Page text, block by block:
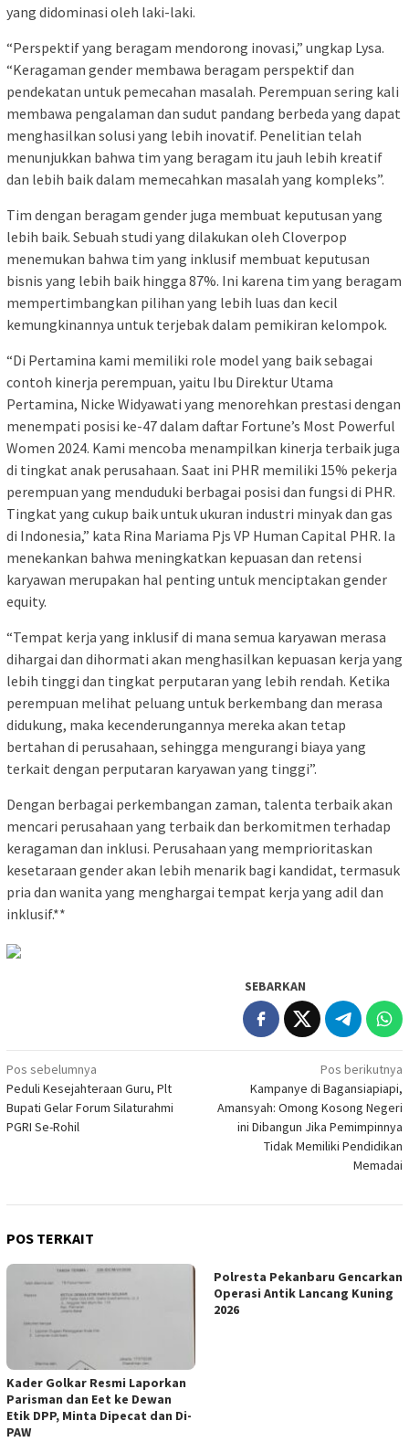
yang didominasi oleh laki-laki.
“Perspektif yang beragam mendorong inovasi,” ungkap Lysa.
“Keragaman gender membawa beragam perspektif dan
pendekatan untuk pemecahan masalah. Perempuan sering kali
membawa pengalaman dan sudut pandang berbeda yang dapat
menghasilkan solusi yang lebih inovatif. Penelitian telah
menunjukkan bahwa tim yang beragam itu jauh lebih kreatif
dan lebih baik dalam memecahkan masalah yang kompleks”.
Tim dengan beragam gender juga membuat keputusan yang
lebih baik. Sebuah studi yang dilakukan oleh Cloverpop
menemukan bahwa tim yang inklusif membuat keputusan
bisnis yang lebih baik hingga 87%. Ini karena tim yang beragam
mempertimbangkan pilihan yang lebih luas dan kecil
kemungkinannya untuk terjebak dalam pemikiran kelompok.
“Di Pertamina kami memiliki role model yang baik sebagai
contoh kinerja perempuan, yaitu Ibu Direktur Utama
Pertamina, Nicke Widyawati yang menorehkan prestasi dengan
menempati posisi ke-47 dalam daftar Fortune’s Most Powerful
Women 2024. Kami mencoba menampilkan kinerja terbaik juga
di tingkat anak perusahaan. Saat ini PHR memiliki 15% pekerja
perempuan yang menduduki berbagai posisi dan fungsi di PHR.
Tingkat yang cukup baik untuk ukuran industri minyak dan gas
di Indonesia,” kata Rina Mariama Pjs VP Human Capital PHR. Ia
menekankan bahwa meningkatkan kepuasan dan retensi
karyawan merupakan hal penting untuk menciptakan gender
equity.
“Tempat kerja yang inklusif di mana semua karyawan merasa
dihargai dan dihormati akan menghasilkan kepuasan kerja yang
lebih tinggi dan tingkat perputaran yang lebih rendah. Ketika
perempuan melihat peluang untuk berkembang dan merasa
didukung, maka kecenderungannya mereka akan tetap
bertahan di perusahaan, sehingga mengurangi biaya yang
terkait dengan perputaran karyawan yang tinggi”.
Dengan berbagai perkembangan zaman, talenta terbaik akan
mencari perusahaan yang terbaik dan berkomitmen terhadap
keragaman dan inklusi. Perusahaan yang memprioritaskan
kesetaraan gender akan lebih menarik bagi kandidat, termasuk
pria dan wanita yang menghargai tempat kerja yang adil dan
inklusif.**
SEBARKAN
Navigasi
pos
Pos sebelumnya
Peduli Kesejahteraan Guru, Plt
Bupati Gelar Forum Silaturahmi
PGRI Se-Rohil
Pos berikutnya
Kampanye di Bagansiapiapi,
Amansyah: Omong Kosong Negeri
ini Dibangun Jika Pemimpinnya
Tidak Memiliki Pendidikan
Memadai
POS TERKAIT
Kader Golkar Resmi Laporkan
Parisman dan Eet ke Dewan
Etik DPP, Minta Dipecat dan Di-
PAW
Polresta Pekanbaru Gencarkan
Operasi Antik Lancang Kuning
2026